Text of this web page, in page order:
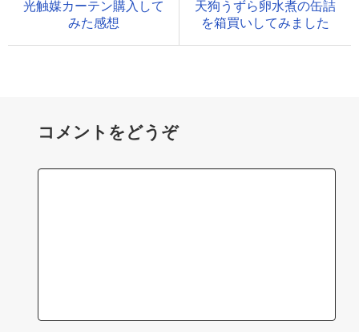
光触媒カーテン購入して
みた感想
天狗うずら卵水煮の缶詰
を箱買いしてみました
コメントをどうぞ